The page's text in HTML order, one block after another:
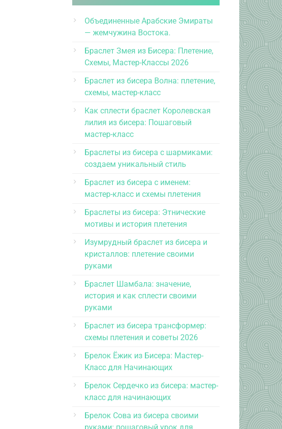
Объединенные Арабские Эмираты
— жемчужина Востока.
Браслет Змея из Бисера: Плетение,
Схемы, Мастер-Классы 2026
Браслет из бисера Волна: плетение,
схемы, мастер-класс
Как сплести браслет Королевская
лилия из бисера: Пошаговый
мастер-класс
Браслеты из бисера с шармиками:
создаем уникальный стиль
Браслет из бисера с именем:
мастер-класс и схемы плетения
Браслеты из бисера: Этнические
мотивы и история плетения
Изумрудный браслет из бисера и
кристаллов: плетение своими
руками
Браслет Шамбала: значение,
история и как сплести своими
руками
Браслет из бисера трансформер:
схемы плетения и советы 2026
Брелок Ёжик из Бисера: Мастер-
Класс для Начинающих
Брелок Сердечко из бисера: мастер-
класс для начинающих
Брелок Сова из бисера своими